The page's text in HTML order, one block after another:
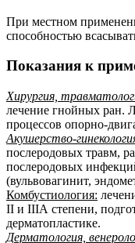
При местном
способностью
Показания к
Хирургия,
лечение гнойных ран.
процессов опорно-
Акушерство-
послеродовых травм,
послеродовых
(вульвовагинит,
Комбустиология:
II и IIIА степени,
дерматопластике.
Дерматология,